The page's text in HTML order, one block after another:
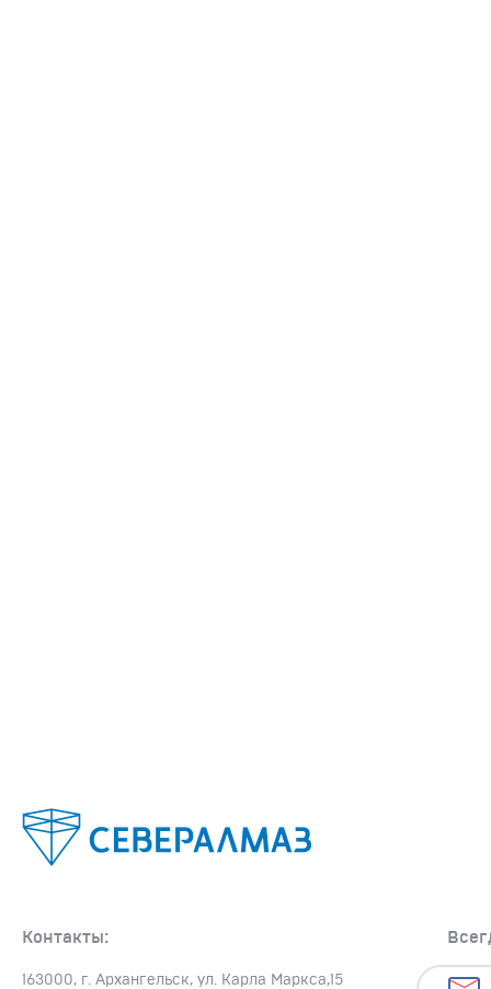
Контакты:
163000, г. Архангельск, ул. Карла Маркса,15